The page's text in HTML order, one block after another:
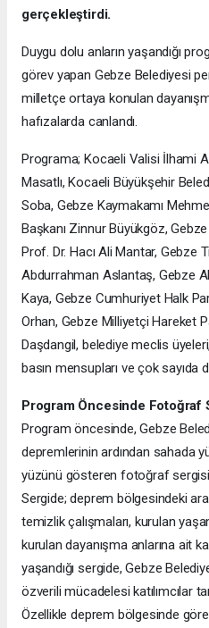
gerçekleştirdi.
Duygu dolu anların yaşandığı
görev yapan Gebze Belediyesi
milletçe ortaya konulan
hafızalarda canlandı.
Programa; Kocaeli Valisi İlhami
Masatlı, Kocaeli Büyükşehir
Soba, Gebze Kaymakamı
Başkanı Zinnur Büyükgöz,
Prof. Dr. Hacı Ali Mantar, Gebze
Abdurrahman Aslantaş, Gebze
Kaya, Gebze Cumhuriyet Halk
Orhan, Gebze Milliyetçi Hareket
Daşdangil, belediye meclis
basın mensupları ve çok sayıda
Program Öncesinde Fotoğraf
Program öncesinde, Gebze
depremlerinin ardından sahada
yüzünü gösteren fotoğraf sergisi
Sergide; deprem bölgesindeki
temizlik çalışmaları, kurulan
kurulan dayanışma anlarına ait
yaşandığı sergide, Gebze
özverili mücadelesi katılımcılar
Özellikle deprem bölgesinde